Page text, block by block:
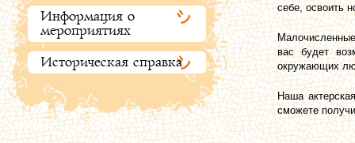
Информация о
мероприятиях
Историческая справка
себе, освоить
вас будет
окружающих
Наша
сможете